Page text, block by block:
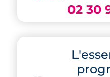
02 30